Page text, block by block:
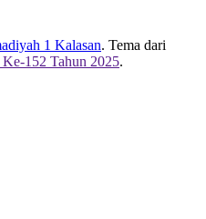
1 Kalasan. Tema dari
152 Tahun 2025.